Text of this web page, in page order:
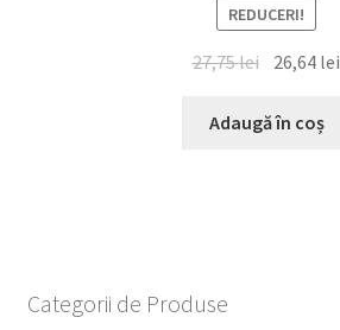
REDUCERI!
27,75lei Prețul
a
26,64 lei
Adaugă în coș
Categorii de Produse